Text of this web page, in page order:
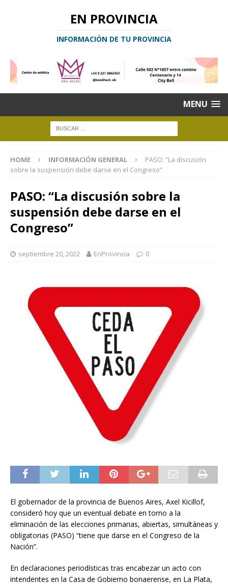
EN PROVINCIA
INFORMACIÓN DE TU PROVINCIA
MENU
HOME INFORMACIÓN GENERAL
PASO: “La discusión
sobre la suspensión debe darse en el Congreso”
PASO: “La discusión sobre la
suspensión debe darse en el
Congreso”
septiembre 20, 2022 EnProvincia 0
El gobernador de la provincia de Buenos Aires, Axel Kicillof,
consideró hoy que un eventual debate en torno a la
eliminación de las elecciones primarias, abiertas, simultáneas y
obligatorias (PASO) “tiene que darse en el Congreso de la
Nación”.
En declaraciones periodísticas tras encabezar un acto con
intendentes en la Casa de Gobierno bonaerense, en La Plata,